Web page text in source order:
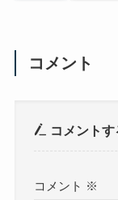
コメント
コメントす
コメント ※